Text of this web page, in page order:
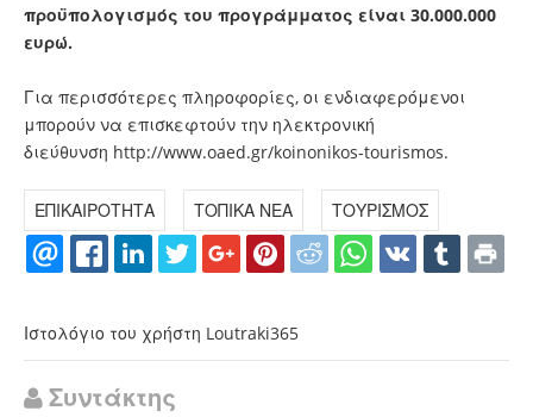
προϋπολογισμός του προγράμματος είναι 30.000.000
ευρώ.
Για περισσότερες πληροφορίες, οι ενδιαφερόμενοι
μπορούν να επισκεφτούν την ηλεκτρονική
διεύθυνση http://www.oaed.gr/koinonikos-tourismos.
ΕΠΙΚΑΙΡΟΤΗΤΑ ΤΟΠΙΚΑ ΝΕΑ ΤΟΥΡΙΣΜΟΣ
Ιστολόγιο του χρήστη Loutraki365
Συντάκτης